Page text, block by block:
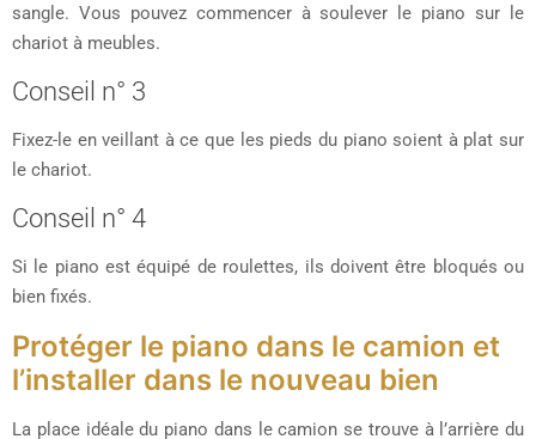
sangle. Vous pouvez commencer à soulever le piano sur le
chariot à meubles.
Conseil n° 3
Fixez-le en veillant à ce que les pieds du piano soient à plat sur
le chariot.
Conseil n° 4
Si le piano est équipé de roulettes, ils doivent être bloqués ou
bien fixés.
Protéger le piano dans le camion et
l’installer dans le nouveau bien
La place idéale du piano dans le camion se trouve à l’arrière du